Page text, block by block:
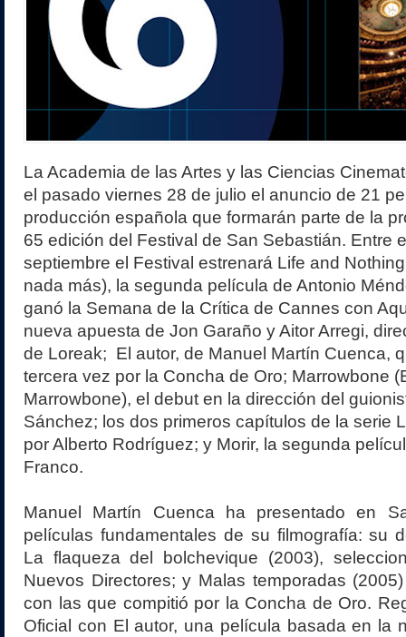
La Academia de las Artes y las Ciencias
el pasado viernes 28 de julio el anuncio de 21
producción española que formarán parte de la
65 edición del Festival de San Sebastián. Entre
septiembre el Festival estrenará Life and
nada más), la segunda película de Antonio
ganó la Semana de la Crítica de Cannes con
nueva apuesta de Jon Garaño y Aitor Arregi,
de Loreak; El autor, de Manuel Martín Cuenca,
tercera vez por la Concha de Oro; Marrowbone
Marrowbone), el debut en la dirección del
Sánchez; los dos primeros capítulos de la serie
por Alberto Rodríguez; y Morir, la segunda
Franco.
Manuel Martín Cuenca ha presentado en
películas fundamentales de su filmografía: su
La flaqueza del bolchevique (2003),
Nuevos Directores; y Malas temporadas
con las que compitió por la Concha de Oro.
Oficial con El autor, una película basada en la